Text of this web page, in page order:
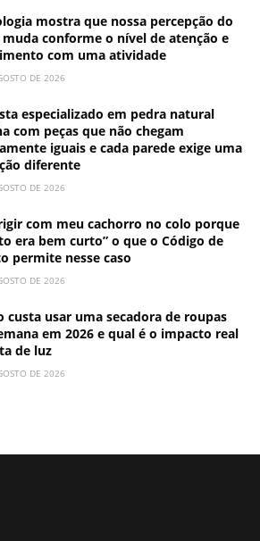
mostra que nossa percepção do
conforme o nível de atenção e
com uma atividade
DE 2026
especializado em pedra natural
com peças que não chegam
iguais e cada parede exige uma
diferente
DE 2026
com meu cachorro no colo porque
era bem curto” o que o Código de
permite nesse caso
DE 2026
custa usar uma secadora de roupas
em 2026 e qual é o impacto real
de luz
DE 2026